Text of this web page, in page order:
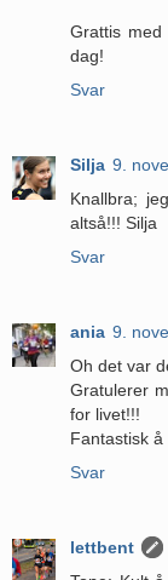
Grattis med
dag!
Svar
Silja 9.
Knallbra;
altså!!! Silja
Svar
ania 9.
Oh det var
Gratulerer
for livet!!!
Fantastisk
Svar
lettbent